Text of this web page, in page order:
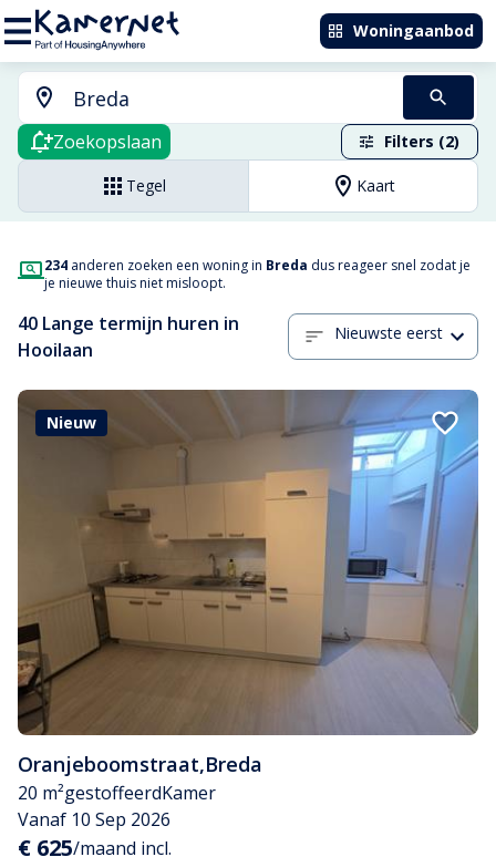
Woningaanbod
Zoekopslaan Filters (2)
Tegel Kaart
234 anderen zoeken een woning in Breda dus reageer snel zodat je
je nieuwe thuis niet misloopt.
40 Lange termijn huren in
Hooilaan
Nieuwste eerst
Nieuw
Oranjeboomstraat,Breda
20 m²gestoffeerdKamer
Vanaf 10 Sep 2026
€ 625/maand incl.